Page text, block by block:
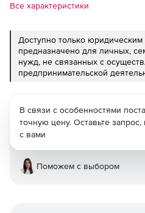
Все характеристики
Доступно только
предназначено для личных,
нужд, не связанных с
предпринимательской
В связи с особенностями
точную цену. Оставьте
с вами
Поможем с выбором